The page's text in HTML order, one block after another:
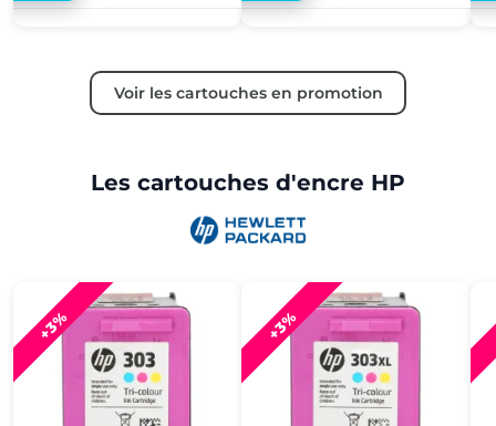
Voir les cartouches en promotion
Les cartouches d'encre HP
+3% +3%